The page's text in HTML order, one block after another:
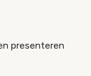
presenteren